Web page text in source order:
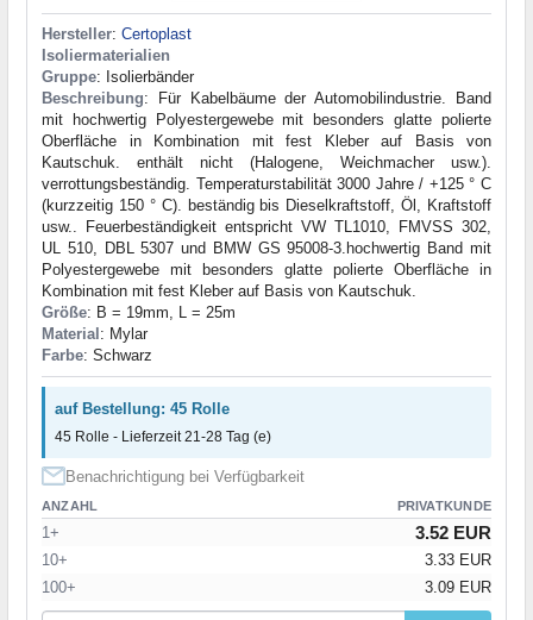
Hersteller: Certoplast
Isoliermaterialien
Gruppe: Isolierbänder
Beschreibung: Für Kabelbäume der Automobilindustrie. Band
mit hochwertig Polyestergewebe mit besonders glatte polierte
Oberfläche in Kombination mit fest Kleber auf Basis von
Kautschuk. enthält nicht (Halogene, Weichmacher usw.).
verrottungsbeständig. Temperaturstabilität 3000 Jahre / +125 ° C
(kurzzeitig 150 ° C). beständig bis Dieselkraftstoff, Öl, Kraftstoff
usw.. Feuerbeständigkeit entspricht VW TL1010, FMVSS 302,
UL 510, DBL 5307 und BMW GS 95008-3.hochwertig Band mit
Polyestergewebe mit besonders glatte polierte Oberfläche in
Kombination mit fest Kleber auf Basis von Kautschuk.
Größe: B = 19mm, L = 25m
Material : Mylar
Farbe: Schwarz
auf Bestellung: 45 Rolle
45 Rolle - Lieferzeit 21-28 Tag (e)
Benachrichtigung bei Verfügbarkeit
ANZAHL PRIVATKUNDE
1+ 3.52 EUR
10+
3.33 EUR
100+
3.09 EUR